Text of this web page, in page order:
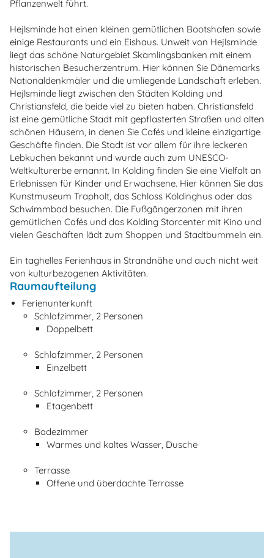
Pflanzenwelt führt.
Hejlsminde hat einen kleinen gemütlichen Bootshafen sowie
einige Restaurants und ein Eishaus. Unweit von Hejlsminde
liegt das schöne Naturgebiet Skamlingsbanken mit einem
historischen Besucherzentrum. Hier können Sie Dänemarks
Nationaldenkmäler und die umliegende Landschaft erleben.
Hejlsminde liegt zwischen den Städten Kolding und
Christiansfeld, die beide viel zu bieten haben. Christiansfeld
ist eine gemütliche Stadt mit gepflasterten Straßen und alten
schönen Häusern, in denen Sie Cafés und kleine einzigartige
Geschäfte finden. Die Stadt ist vor allem für ihre leckeren
Lebkuchen bekannt und wurde auch zum UNESCO-
Weltkulturerbe ernannt. In Kolding finden Sie eine Vielfalt an
Erlebnissen für Kinder und Erwachsene. Hier können Sie das
Kunstmuseum Trapholt, das Schloss Koldinghus oder das
Schwimmbad besuchen. Die Fußgängerzonen mit ihren
gemütlichen Cafés und das Kolding Storcenter mit Kino und
vielen Geschäften lädt zum Shoppen und Stadtbummeln ein.
Ein taghelles Ferienhaus in Strandnähe und auch nicht weit
von kulturbezogenen Aktivitäten.
Raumaufteilung
Ferienunterkunft
Schlafzimmer, 2 Personen
Doppelbett
Schlafzimmer, 2 Personen
Einzelbett
Schlafzimmer, 2 Personen
Etagenbett
Badezimmer
Warmes und kaltes Wasser, Dusche
Terrasse
Offene und überdachte Terrasse